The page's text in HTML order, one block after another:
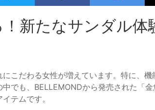
新たなサンダル体
こだわる女性が増えています。特に、
中でも、BELLEMONDから発売された「
テムです。